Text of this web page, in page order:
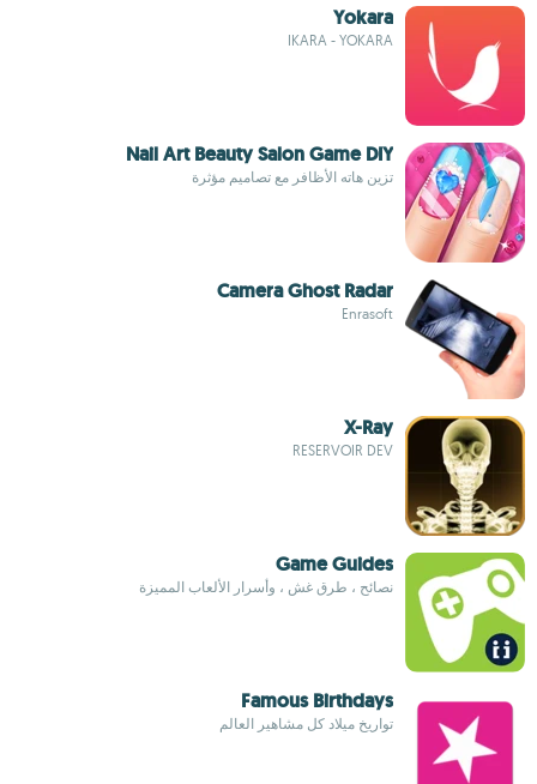
Yokara
IKARA - YOKARA
Nail Art Beauty Salon Game DIY
تزين هاته الأظافر مع تصاميم مؤثرة
Camera Ghost Radar
Enrasoft
X-Ray
RESERVOIR DEV
Game Guides
نصائح ، طرق غش ، وأسرار الألعاب المميزة
Famous Birthdays
تواريخ ميلاد كل مشاهير العالم